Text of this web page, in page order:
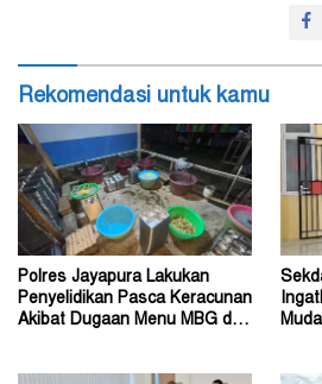
Rekomendasi untuk kamu
Polres Jayapura Lakukan
Penyelidikan Pasca Keracunan
Akibat Dugaan Menu MBG di